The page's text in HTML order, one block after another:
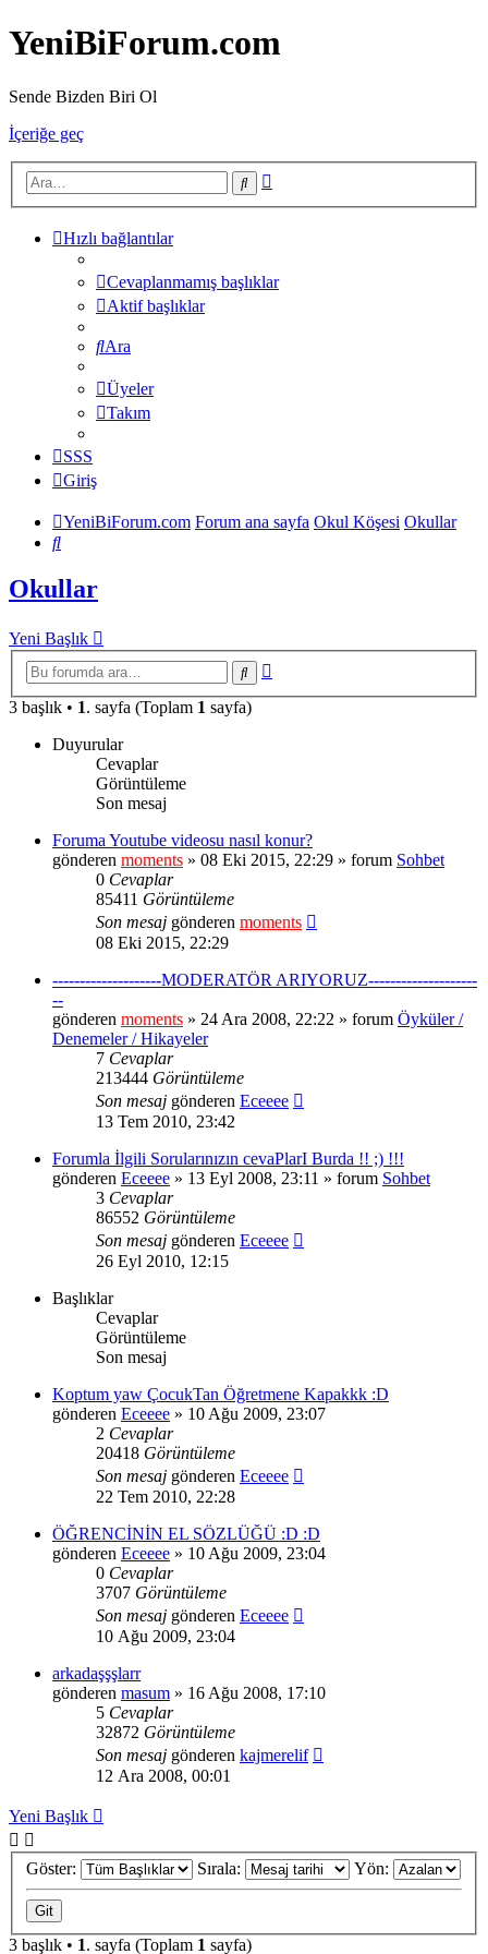
YeniBiForum.com
Sende Bizden Biri Ol
İçeriğe geç
Ara
Hızlı bağlantılar
Cevaplanmamış başlıklar
Aktif başlıklar
Ara
Üyeler
Takım
SSS
Giriş
YeniBiForum.com Forum ana sayfa Okul Köşesi Okullar
Ara
Okullar
Yeni Başlık
Ara
3 başlık • 1. sayfa (Toplam 1 sayfa)
Duyurular
Cevaplar
Görüntüleme
Son mesaj
Foruma Youtube videosu nasıl konur?
gönderen moments » 08 Eki 2015, 22:29 » forum Sohbet
0 Cevaplar
85411 Görüntüleme
Son mesaj gönderen moments
08 Eki 2015, 22:29
--------------------MODERATÖR ARIYORUZ--------------------
--
gönderen moments » 24 Ara 2008, 22:22 » forum Öyküler /
Denemeler / Hikayeler
7 Cevaplar
213444 Görüntüleme
Son mesaj gönderen Eceeee
13 Tem 2010, 23:42
Forumla İlgili Sorularınızın cevaPlarI Burda !! ;) !!!
gönderen Eceeee » 13 Eyl 2008, 23:11 » forum Sohbet
3 Cevaplar
86552 Görüntüleme
Son mesaj gönderen Eceeee
26 Eyl 2010, 12:15
Başlıklar
Cevaplar
Görüntüleme
Son mesaj
Koptum yaw ÇocukTan Öğretmene Kapakkk :D
gönderen Eceeee » 10 Ağu 2009, 23:07
2 Cevaplar
20418 Görüntüleme
Son mesaj gönderen Eceeee
22 Tem 2010, 22:28
ÖĞRENCİNİN EL SÖZLÜĞÜ :D :D
gönderen Eceeee » 10 Ağu 2009, 23:04
0 Cevaplar
3707 Görüntüleme
Son mesaj gönderen Eceeee
10 Ağu 2009, 23:04
arkadaşşşlarr
gönderen masum » 16 Ağu 2008, 17:10
5 Cevaplar
32872 Görüntüleme
Son mesaj gönderen kajmerelif
12 Ara 2008, 00:01
Yeni Başlık
Göster: Sırala: Yön:
3 başlık • 1. sayfa (Toplam 1 sayfa)